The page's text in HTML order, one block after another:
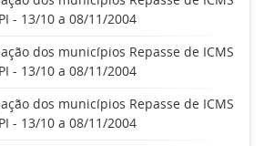
- 13/10 a 08/11/2004
dos municípios Repasse de ICMS
- 13/10 a 08/11/2004
dos municípios Repasse de ICMS
- 13/10 a 08/11/2004